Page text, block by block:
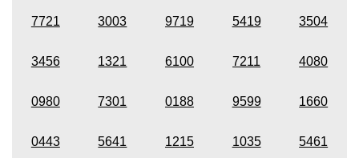
7721 3003 9719 5419 3504
3456 1321 6100 7211 4080
0980 7301 0188 9599 1660
0443 5641 1215 1035 5461